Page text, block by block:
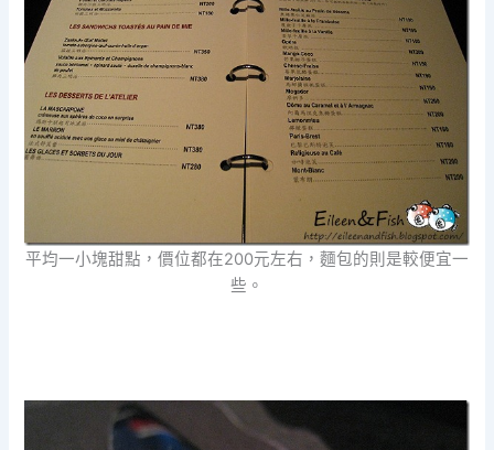
平均一小塊甜點，價位都在200元左右，麵包的則是較便宜一
些。